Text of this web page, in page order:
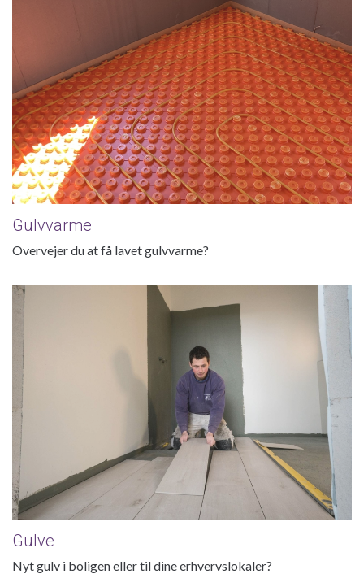
Gulvvarme
Overvejer du at få lavet gulvvarme?
Gulve
Gulve
Nyt gulv i boligen eller til dine erhvervslokaler?